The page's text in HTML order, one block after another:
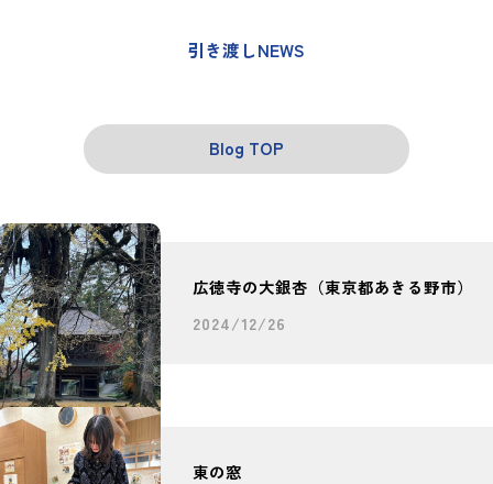
引き渡しNEWS
Blog TOP
広徳寺の大銀杏（東京都あきる野市）
2024/12/26
東の窓